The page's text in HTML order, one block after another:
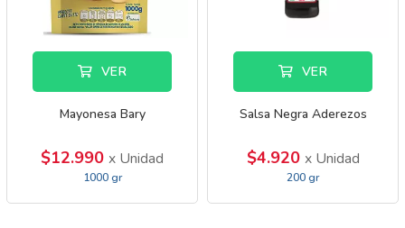
VER
Mayonesa Bary
$12.990 x Unidad
1000 gr
VER
Salsa Negra Aderezos
$4.920 x Unidad
200 gr